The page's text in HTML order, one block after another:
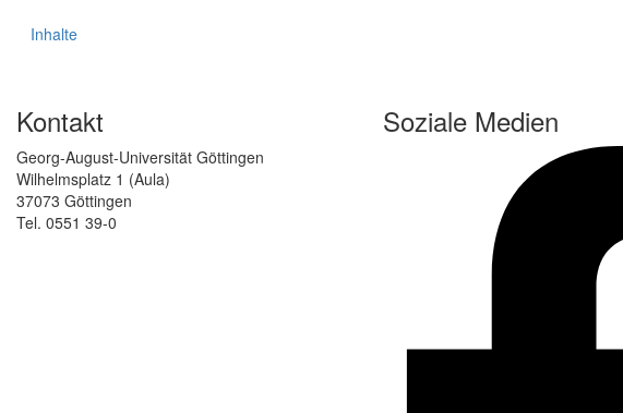
Inhalte
Kontakt
Georg-August-Universität Göttingen
Wilhelmsplatz 1 (Aula)
37073 Göttingen
Tel. 0551 39-0
Soziale Medien